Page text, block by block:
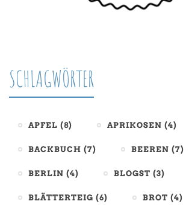
SCHLAGWÖRTER
APFEL (8) APRIKOSEN (4)
BACKBUCH (7) BEEREN (7)
BERLIN (4) BLOGST (3)
BLÄTTERTEIG (6) BROT (4)